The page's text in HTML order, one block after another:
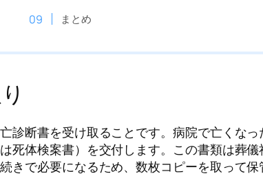
まとめ
診断書を受け取ることです。病院で亡くな
死体検案書）を交付します。この書類は葬
きで必要になるため、数枚コピーを取って保